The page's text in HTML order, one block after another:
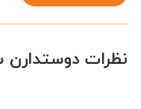
نظرات دوستدارن